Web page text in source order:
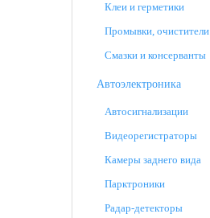
Клеи и герметики
Промывки, очистители
Смазки и консерванты
Автоэлектроника
Автосигнализации
Видеорегистраторы
Камеры заднего вида
Парктроники
Радар-детекторы